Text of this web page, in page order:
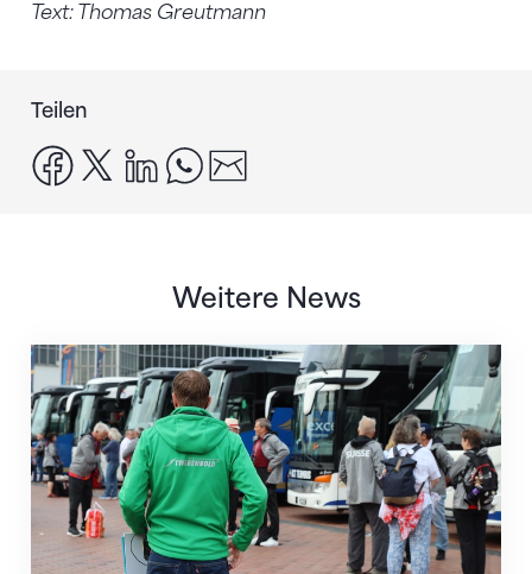
Text: Thomas Greutmann
Teilen
facebook
x linkedinwhatsapp
Weitere News
Twerenbold wird offizieller Reisepartner des STV